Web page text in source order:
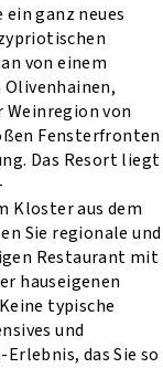
ganz neues
von einem
von
Fensterfronten
Das Resort liegt
Kloster aus dem
Sie regionale und
Restaurant mit
hauseigenen
typische
und
das Sie so